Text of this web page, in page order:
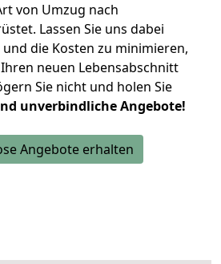
von Umzug nach
Lassen Sie uns dabei
die Kosten zu minimieren,
neuen Lebensabschnitt
Sie nicht und holen Sie
unverbindliche Angebote!
Angebote erhalten